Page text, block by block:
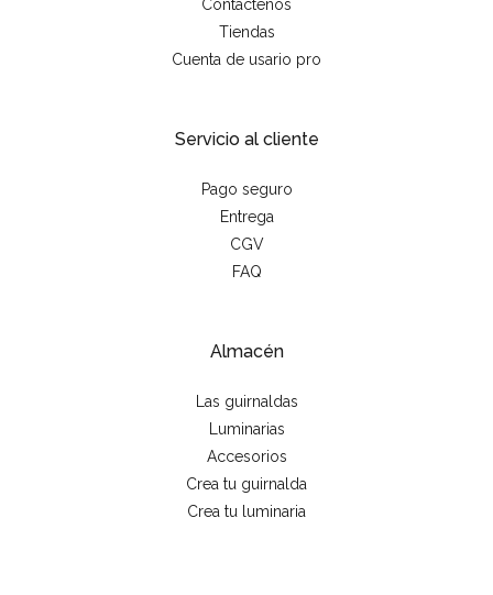
Contáctenos
Tiendas
Cuenta de usario pro
Servicio al cliente
Pago seguro
Entrega
CGV
FAQ
Almacén
Las guirnaldas
Luminarias
Accesorios
Crea tu guirnalda
Crea tu luminaria